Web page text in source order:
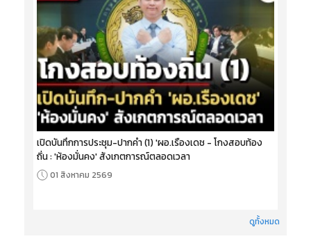
เปิดบันทึกการประชุม-ปากคำ (1) 'ผอ.เรืองเดช - โกงสอบท้อง
ถิ่น : 'ห้องมั่นคง' สังเกตการณ์ตลอดเวลา
01 สิงหาคม 2569
ดูทั้งหมด